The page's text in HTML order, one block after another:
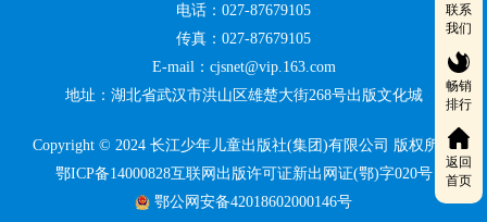
联系
我们
畅销
排行
返回
首页
电话：027-87679105
传真：027-87679105
E-mail：cjsnet@vip.163.com
地址：湖北省武汉市洪山区雄楚大街268号出版文化城
Copyright © 2024 长江少年儿童出版社(集团)有限公司 版权所有
鄂ICP备14000828互联网出版许可证新出网证(鄂)字020号
鄂公网安备42018602000146号